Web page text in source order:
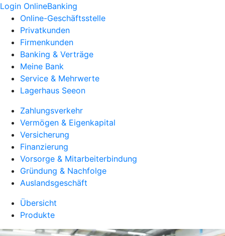
Login OnlineBanking
Online-Geschäftsstelle
Privatkunden
Firmenkunden
Banking & Verträge
Meine Bank
Service & Mehrwerte
Lagerhaus Seeon
Zahlungsverkehr
Vermögen & Eigenkapital
Versicherung
Finanzierung
Vorsorge & Mitarbeiterbindung
Gründung & Nachfolge
Auslandsgeschäft
Übersicht
Produkte